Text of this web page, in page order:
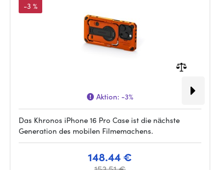
-3 %
Aktion: -3%
Das Khronos iPhone 16 Pro Case ist die nächste
Generation des mobilen Filmemachens.
148.44 €